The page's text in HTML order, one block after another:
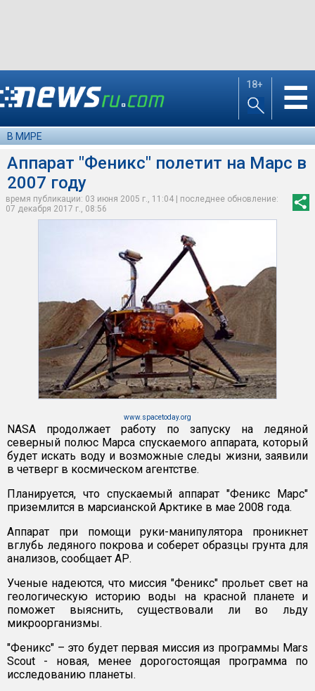
18+ ☰
В МИРЕ
Аппарат "Феникс" полетит на Марс в
2007 году
время публикации: 03 июня 2005 г., 11:04 | последнее обновление:
07 декабря 2017 г., 08:56
www.spacetoday.org
NASA продолжает работу по запуску на ледяной
северный полюс Марса спускаемого аппарата, который
будет искать воду и возможные следы жизни, заявили
в четверг в космическом агентстве.
Планируется, что спускаемый аппарат "Феникс Марс"
приземлится в марсианской Арктике в мае 2008 года.
Аппарат при помощи руки-манипулятора проникнет
вглубь ледяного покрова и соберет образцы грунта для
анализов, сообщает АР.
Ученые надеются, что миссия "Феникс" прольет свет на
геологическую историю воды на красной планете и
поможет выяснить, существовали ли во льду
микроорганизмы.
"Феникс" – это будет первая миссия из программы Mars
Scout - новая, менее дорогостоящая программа по
исследованию планеты.